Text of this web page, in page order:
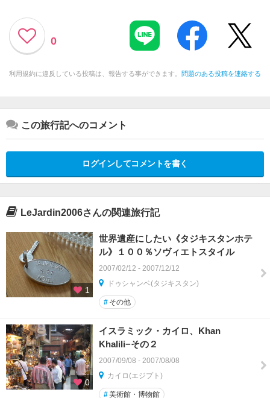
0
利用規約に違反している投稿は、報告する事ができます。 問題のある投稿を連絡する
この旅行記へのコメント
ログインしてコメントを書く
LeJardin2006さんの関連旅行記
1
世界遺産にしたい《タジキスタンホテ
ル》１００％ソヴィエトスタイル
2007/02/12 - 2007/12/12
ドゥシャンベ(タジキスタン)
# その他
0
イスラミック・カイロ、Khan
Khalili−その２
2007/09/08 - 2007/08/08
カイロ(エジプト)
#美術館・博物館